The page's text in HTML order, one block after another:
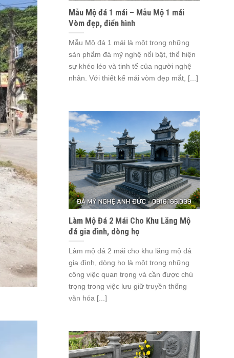
Mẫu Mộ đá 1 mái – Mẫu Mộ 1 mái
Vòm đẹp, điển hình
Mẫu Mộ đá 1 mái là một trong những
sản phẩm đá mỹ nghệ nổi bật, thể hiện
sự khéo léo và tinh tế của người nghệ
nhân. Với thiết kế mái vòm đẹp mắt, [...]
Làm Mộ Đá 2 Mái Cho Khu Lăng Mộ
đá gia đình, dòng họ
Làm mộ đá 2 mái cho khu lăng mộ đá
gia đình, dòng họ là một trong những
công việc quan trọng và cần được chú
trọng trong việc lưu giữ truyền thống
văn hóa [...]